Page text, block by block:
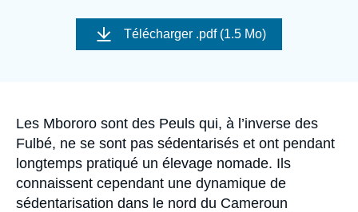
Nous soutenir
couverture
Télécharger .pdf (1.5 Mo)
Accroche
Les Mbororo sont des Peuls qui, à l’inverse des
Fulbé, ne se sont pas sédentarisés et ont pendant
longtemps pratiqué un élevage nomade. Ils
connaissent cependant une dynamique de
sédentarisation dans le nord du Cameroun